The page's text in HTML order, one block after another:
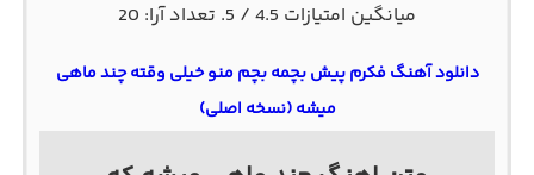
میانگین امتیازات 4.5 / 5. تعداد آرا: 20
دانلود آهنگ فکرم پیش بچمه بچم منو خیلی وقته چند ماهی
میشه (نسخه اصلی)